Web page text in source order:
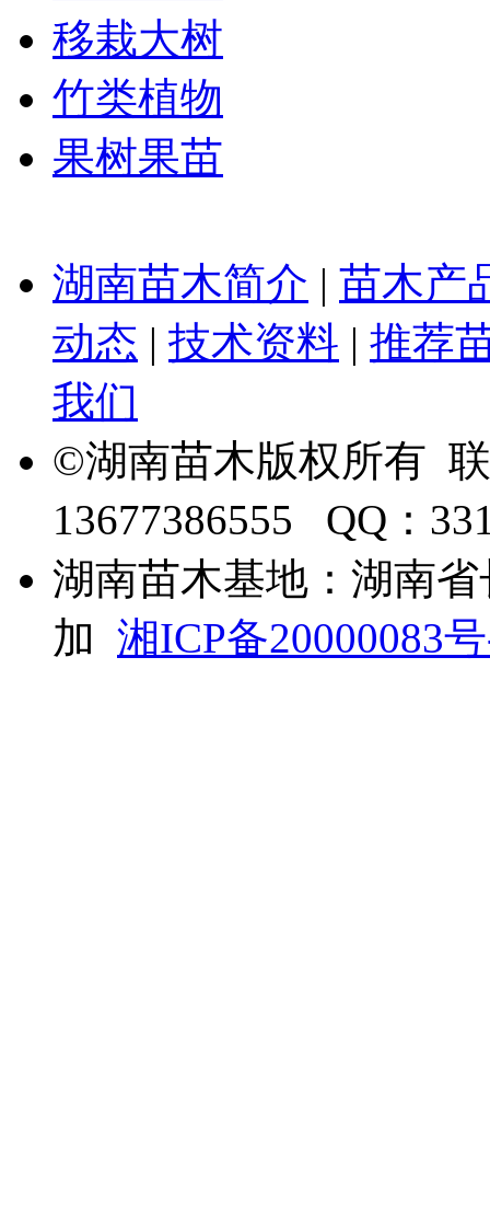
移栽大树
竹类植物
果树果苗
湖南苗木简介 | 苗木产
动态 | 技术资料 | 推荐
我们
©湖南苗木版权所有
13677386555 QQ：
湖南苗木基地：湖南
加 湘ICP备20000083